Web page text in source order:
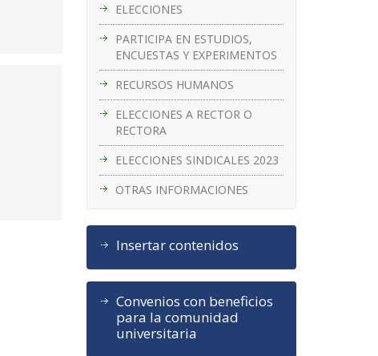
ELECCIONES
PARTICIPA EN ESTUDIOS,
ENCUESTAS Y EXPERIMENTOS
RECURSOS HUMANOS
ELECCIONES A RECTOR O
RECTORA
ELECCIONES SINDICALES 2023
OTRAS INFORMACIONES
Insertar contenidos
Convenios con beneficios
para la comunidad
universitaria